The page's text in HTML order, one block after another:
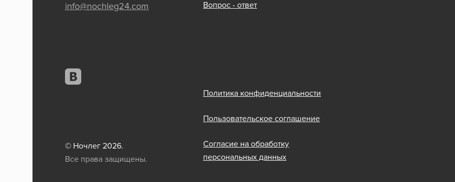
info@nochleg24.com
Вопрос - ответ
© Ночлег 2026.
Все права защищены.
Политика конфиденциальности
Пользовательское соглашение
Согласие на обработку
персональных данных